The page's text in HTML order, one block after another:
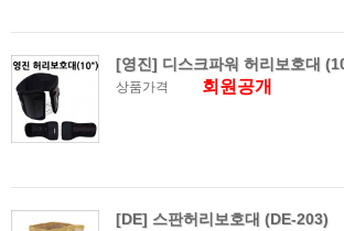
[영진] 디스크파워 허리보호대
상품가격 회원공개
[DE] 스판허리보호대 (DE-203)